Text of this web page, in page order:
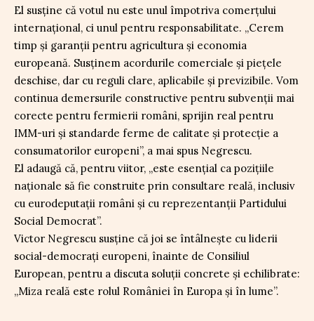
El susține că votul nu este unul împotriva comerțului
internațional, ci unul pentru responsabilitate. „Cerem
timp și garanții pentru agricultura și economia
europeană. Susținem acordurile comerciale și piețele
deschise, dar cu reguli clare, aplicabile și previzibile. Vom
continua demersurile constructive pentru subvenții mai
corecte pentru fermierii români, sprijin real pentru
IMM-uri și standarde ferme de calitate și protecție a
consumatorilor europeni”, a mai spus Negrescu.
El adaugă că, pentru viitor, „este esențial ca pozițiile
naționale să fie construite prin consultare reală, inclusiv
cu eurodeputații români și cu reprezentanții Partidului
Social Democrat”.
Victor Negrescu susține că joi se întâlnește cu liderii
social-democrați europeni, înainte de Consiliul
European, pentru a discuta soluții concrete și echilibrate:
„Miza reală este rolul României în Europa și în lume”.